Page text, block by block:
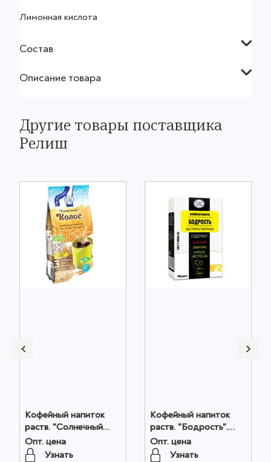
Лимонная кислота
Состав
Описание товара
Другие товары поставщика
Релиш
Кофейный напиток
раств. "Солнечный
колос". ГОСТ. м/у
250гр. оптом
Опт. цена
Узнать
Кофейный напиток
раств. "Бодрость".
ГОСТ цв. пл.. 100гр.
оптом
Опт. цена
Узнать